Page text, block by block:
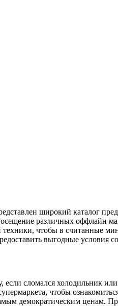
широкий каталог
различных оффлайн
чтобы в считанные
выгодные условия
если сломался холодильник
чтобы
демократическим ценам.